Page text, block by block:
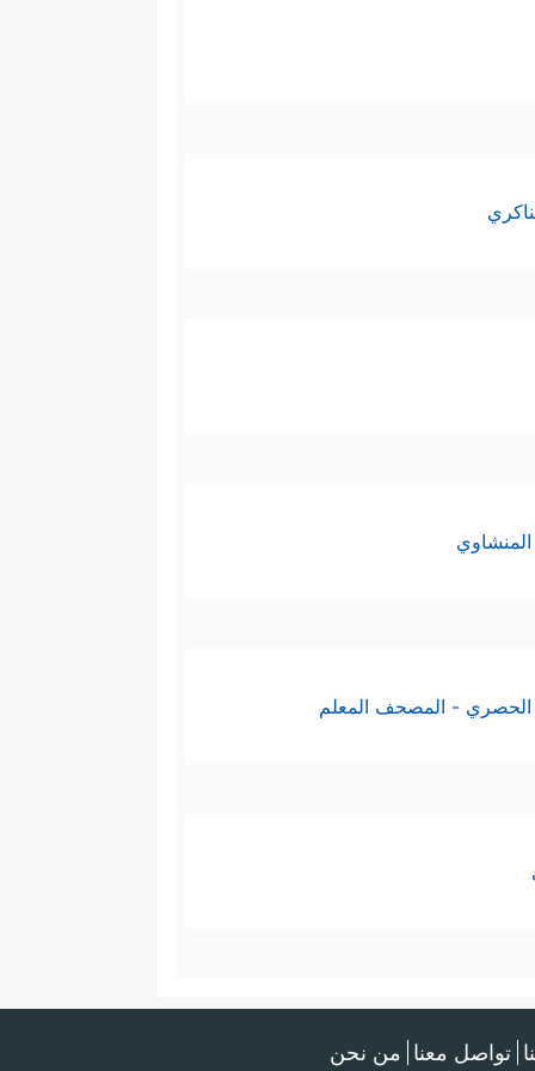
الحصري - المصحف المعلم
تواصل معنا من نحن